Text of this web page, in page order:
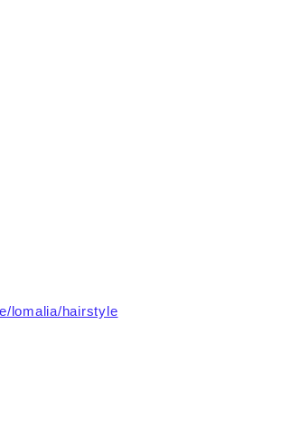
lomalia/hairstyle